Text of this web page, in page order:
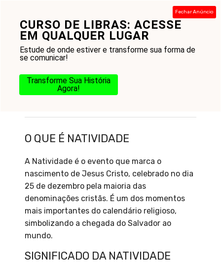
CURSO DE LIBRAS: ACESSE
EM QUALQUER LUGAR
Estude de onde estiver e transforme sua forma de
se comunicar!
Transforme Sua História
Agora!
Fechar Anúncio
conteúdo
O QUE É NATIVIDADE
A Natividade é o evento que marca o
nascimento de Jesus Cristo, celebrado no dia
25 de dezembro pela maioria das
denominações cristãs. É um dos momentos
mais importantes do calendário religioso,
simbolizando a chegada do Salvador ao
mundo.
SIGNIFICADO DA NATIVIDADE